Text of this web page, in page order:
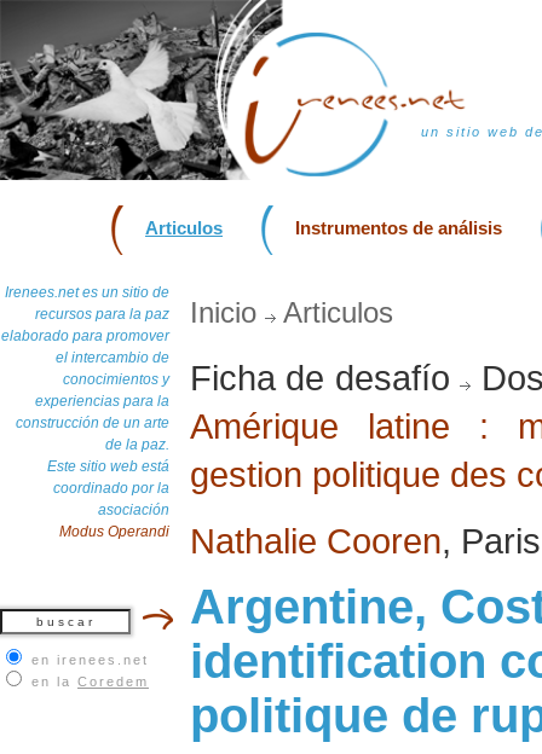
un sitio web
Articulos Instrumentos de análisis
Irenees.net es un sitio de
recursos para la paz
elaborado para promover
el intercambio de
conocimientos y
experiencias para la
construcción de un arte
de la paz.
Este sitio web está
coordinado por la
asociación
Modus Operandi
en irenees.net
en la Coredem
Inicio Articulos
Ficha de desafío
Amérique latine :
gestion politique des
Nathalie Cooren,
Argentine,
identification
politique de